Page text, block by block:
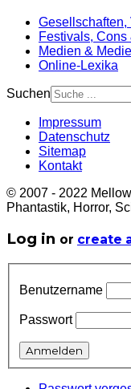
Gesellschaften,
Festivals, Cons
Medien &
Online-Lexika
Suchen
Impressum
Datenschutz
Sitemap
Kontakt
© 2007 - 2022
Phantastik, Horror,
Log in or create
Benutzername
Passwort